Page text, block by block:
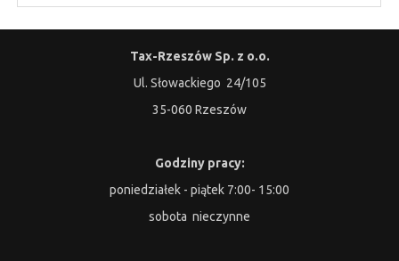
Tax-Rzeszów Sp. z o.o.
Ul. Słowackiego 24/105
35-060 Rzeszów
Godziny pracy:
poniedziałek - piątek 7:00- 15:00
sobota nieczynne